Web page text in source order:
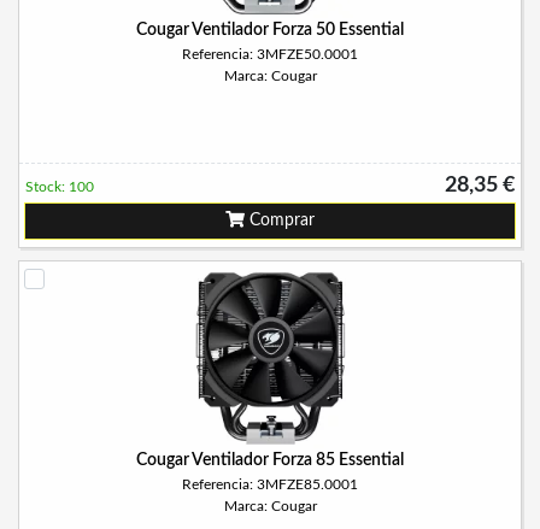
Cougar Ventilador Forza 50 Essential
Referencia: 3MFZE50.0001
Marca: Cougar
28,35 €
Stock: 100
Comprar
Cougar Ventilador Forza 85 Essential
Referencia: 3MFZE85.0001
Marca: Cougar